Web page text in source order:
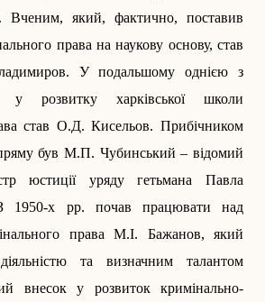
Вченим, який, фактично, поставив
права на наукову основу, став
У подальшому однією з
у розвитку харківської школи
став О.Д. Кисельов. Прибічником
був М.П. Чубинський – відомий
юстиції уряду гетьмана Павла
З 1950-х рр. почав працювати над
права М.І. Бажанов, який
та визначним талантом
внесок у розвиток кримінально-